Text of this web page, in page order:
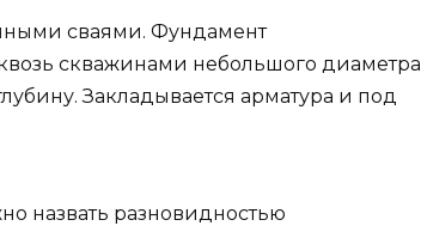
сваями. Фундамент
скважинами небольшого диаметра
Закладывается арматура и под
назвать разновидностью